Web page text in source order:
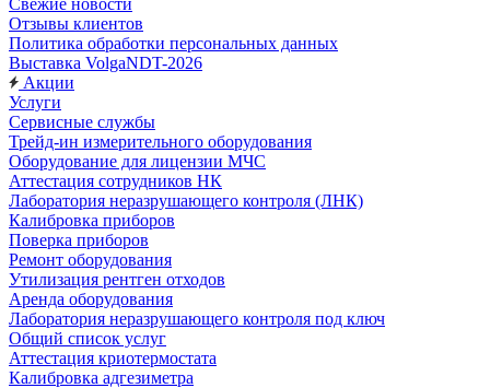
Свежие новости
Отзывы клиентов
Политика обработки персональных данных
Выставка VolgaNDT-2026
Акции
Услуги
Сервисные службы
Трейд-ин измерительного оборудования
Оборудование для лицензии МЧС
Аттестация сотрудников НК
Лаборатория неразрушающего контроля (ЛНК)
Калибровка приборов
Поверка приборов
Ремонт оборудования
Утилизация рентген отходов
Аренда оборудования
Лаборатория неразрушающего контроля под ключ
Общий список услуг
Аттестация криотермостата
Калибровка адгезиметра